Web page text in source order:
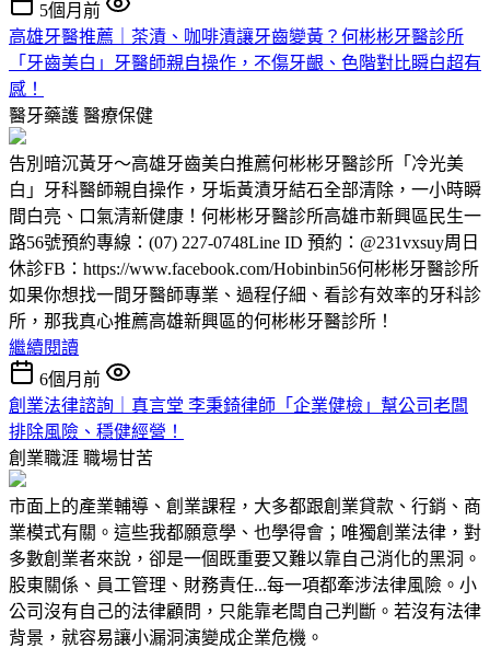
5個月前
高雄牙醫推薦｜茶漬、咖啡漬讓牙齒變黃？何彬彬牙醫診所
「牙齒美白」牙醫師親自操作，不傷牙齦、色階對比瞬白超有
感！
醫牙藥護 醫療保健
告別暗沉黃牙～高雄牙齒美白推薦何彬彬牙醫診所「冷光美
白」牙科醫師親自操作，牙垢黃漬牙結石全部清除，一小時瞬
間白亮、口氣清新健康！何彬彬牙醫診所高雄市新興區民生一
路56號預約專線：(07) 227-0748Line ID 預約：@231vxsuy周日
休診FB：https://www.facebook.com/Hobinbin56何彬彬牙醫診所
如果你想找一間牙醫師專業、過程仔細、看診有效率的牙科診
所，那我真心推薦高雄新興區的何彬彬牙醫診所！
繼續閱讀
6個月前
創業法律諮詢｜真言堂 李秉錡律師「企業健檢」幫公司老闆
排除風險、穩健經營！
創業職涯 職場甘苦
市面上的產業輔導、創業課程，大多都跟創業貸款、行銷、商
業模式有關。這些我都願意學、也學得會；唯獨創業法律，對
多數創業者來說，卻是一個既重要又難以靠自己消化的黑洞。
股東關係、員工管理、財務責任...每一項都牽涉法律風險。小
公司沒有自己的法律顧問，只能靠老闆自己判斷。若沒有法律
背景，就容易讓小漏洞演變成企業危機。